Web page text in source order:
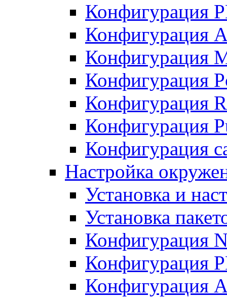
Конфигурация
Конфигурация
Конфигурация
Конфигурация
Конфигурация
Конфигурация
Конфигурация
Настройка
Установка и
Установка
Конфигурация
Конфигурация
Конфигурация